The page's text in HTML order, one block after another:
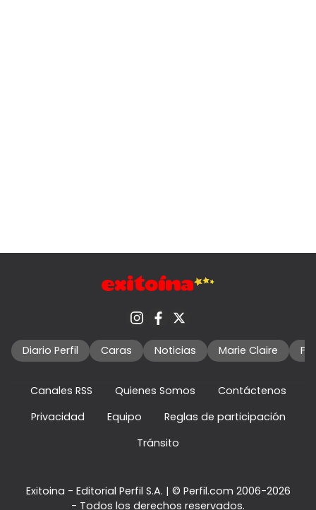
Diario Perfil Caras Noticias Marie Claire
Canales RSS Quienes Somos
Contáctenos
Privacidad
Equipo
Reglas de participación
Tránsito
Exitoina - Editorial Perfil S.A. | © Perfil.com 2006-2026
- Todos los derechos reservados.